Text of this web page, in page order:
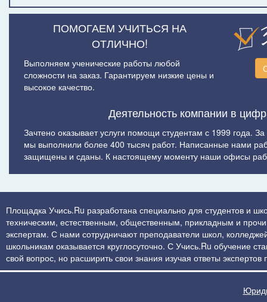
ПОМОГАЕМ УЧИТЬСЯ НА
ОТЛИЧНО!
Выполняем ученические работы любой
сложности на заказ. Гарантируем низкие цены и
высокое качество.
Деятельность компании в
Зачтено оказывает услуги помощи студентам с 1999 года.
мы выполнили более 400 тысяч работ. Написанные нами
защищены и сданы. К настоящему моменту наши офисы
Площадка Учись.Ru разработана специально для студентов и
техническим, естественным, общественным, прикладным и
экспертам. С нами сотрудничают преподаватели школ,
школьникам оказывается круглосуточно. С Учись.Ru обучение
свой вопрос, но расширить свои знания изучая ответы